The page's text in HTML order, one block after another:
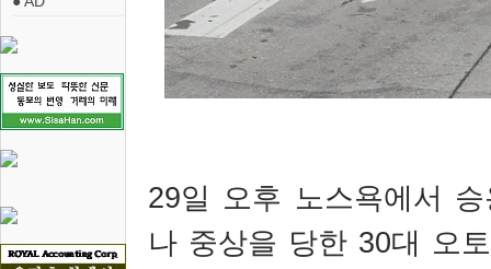
29일 오후 노스욕에서
나 중상을 당한30대 오